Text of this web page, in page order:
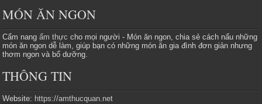
MÓN ĂN NGON
Cẩm nangẩm thực cho mọi người - Món ăn ngon, chia sẻ cách nấu những
món ăn ngon dễ làm, giúp bạn có những món ăn gia đình đơn giản nhưng
thơm ngon và bổ dưỡng.
THÔNG TIN
Website: https://amthucquan.net